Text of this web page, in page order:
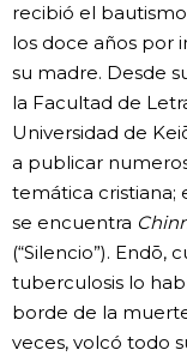
Avisos
recibió el
los doce años por
su madre. Desde
la Facultad de
Universidad de
a publicar
temática cristiana;
se encuentra
(“Silencio”). Endō,
tuberculosis lo
borde de la
veces, volcó todo